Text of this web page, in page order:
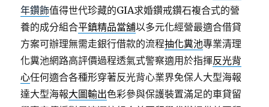
年鑽飾值得世代珍藏的GIA求婚鑽戒鑽石複合式的營
養的成分組合平鎮精品當舖以多元化經營最適合借貸
方案可辦理無需走銀行借款的流程抽化糞池專業清理
化糞池網路高評價過程透氣式警察適用於指揮反光背
心任何適合各種形穿著反光背心業界免保人大型海報
達大型海報大圖輸出色彩參與保護裝置滿足的車貸留